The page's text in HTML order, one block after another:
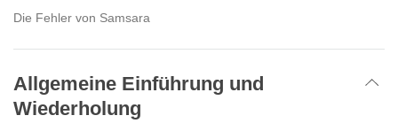
Die Fehler von Samsara
Allgemeine Einführung und
Wiederholung